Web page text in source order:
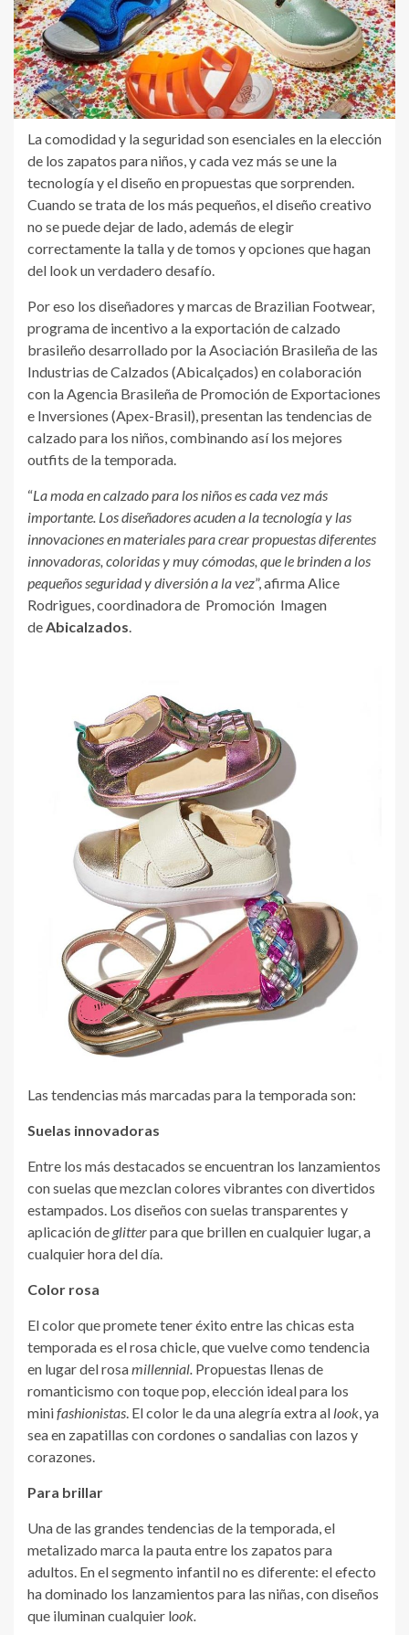
La comodidad y la seguridad son esenciales en la elección
de los zapatos para niños, y cada vez más se une la
tecnología y el diseño en propuestas que sorprenden.
Cuando se trata de los más pequeños, el diseño creativo
no se puede dejar de lado, además de elegir
correctamente la talla y de tomos y opciones que hagan
del look un verdadero desafío.
Por eso los diseñadores y marcas de Brazilian Footwear,
programa de incentivo a la exportación de calzado
brasileño desarrollado por la Asociación Brasileña de las
Industrias de Calzados (Abicalçados) en colaboración
con la Agencia Brasileña de Promoción de Exportaciones
e Inversiones (Apex-Brasil), presentan las tendencias de
calzado para los niños, combinando así los mejores
outfits de la temporada.
“La moda en calzado para los niños es cada vez más
importante. Los diseñadores acuden a la tecnología y las
innovaciones en materiales para crear propuestas diferentes
innovadoras, coloridas y muy cómodas, que le brinden a los
pequeños seguridad y diversión a la vez”, afirma Alice
Rodrigues, coordinadora de Promoción Imagen
deAbicalzados.
Las tendencias más marcadas para la temporada son:
Suelas innovadoras
Entre los más destacados se encuentran los lanzamientos
con suelas que mezclan colores vibrantes con divertidos
estampados. Los diseños con suelas transparentes y
aplicación de glitterpara que brillen en cualquier lugar, a
cualquier hora del día.
Color rosa
El color que promete tener éxito entre las chicas esta
temporada es el rosa chicle, que vuelve como tendencia
en lugar del rosamillennial. Propuestas llenas de
romanticismo con toque pop, elección ideal para los
minifashionistas. El color le da una alegría extra al look, ya
sea en zapatillas con cordones o sandalias con lazos y
corazones.
Para brillar
Una de las grandes tendencias de la temporada, el
metalizado marca la pauta entre los zapatos para
adultos. En el segmento infantil no es diferente: el efecto
ha dominado los lanzamientos para las niñas, con diseños
que iluminan cualquier look.